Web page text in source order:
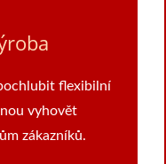
flexibilní
vyhovět
zákazníků.